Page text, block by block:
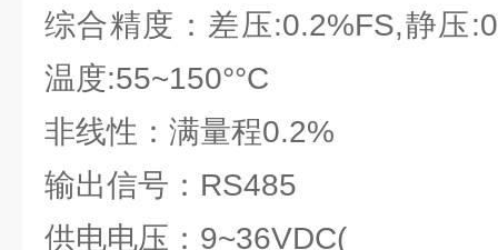
综合精度：差压:0.2%FS,静压
温度:55~150°°C
非线性：满量程0.2%
输出信号：RS485
供电电压：9~36VDC(